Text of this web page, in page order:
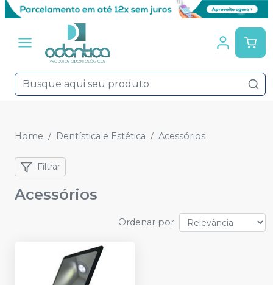
Home Dentística e Estética Acessórios
Filtrar
Acessórios
Ordenar por